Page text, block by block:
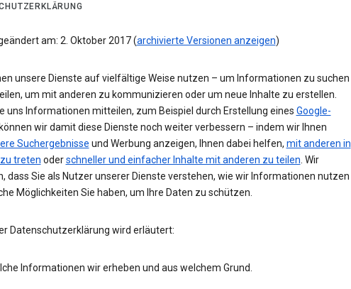
am: 2. Oktober 2017 (archivierte Versionen anzeigen)
unsere Dienste auf vielfältige Weise nutzen – um Informationen zu suchen
um mit anderen zu kommunizieren oder um neue Inhalte zu erstellen.
uns Informationen mitteilen, zum Beispiel durch Erstellung eines Google-
wir damit diese Dienste noch weiter verbessern – indem wir Ihnen
Suchergebnisse und Werbung anzeigen, Ihnen dabei helfen, mit anderen in
treten oderschneller und einfacher Inhalte mit anderen zu teilen. Wir
dass Sie als Nutzer unserer Dienste verstehen, wie wir Informationen nutzen
Möglichkeiten Sie haben, um Ihre Daten zu schützen.
Datenschutzerklärung wird erläutert:
Informationen wir erheben und aus welchem Grund.